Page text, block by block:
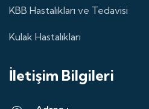
KBB Hastalıkları ve Tedavisi
Kulak Hastalıkları
İletişim Bilgileri